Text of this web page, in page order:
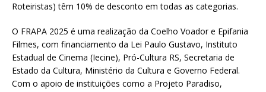
Roteiristas) têm 10% de desconto em todas as categorias.
O FRAPA 2025 é uma realização da Coelho Voador e Epifania
Filmes, com financiamento da Lei Paulo Gustavo, Instituto
Estadual de Cinema (Iecine), Pró-Cultura RS, Secretaria de
Estado da Cultura, Ministério da Cultura e Governo Federal.
Com o apoio de instituições como a Projeto Paradiso,